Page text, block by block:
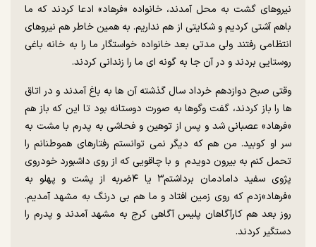
نیروهای گشت به محل آمدند، خانواده «فرهاد» ادعا کردند که ما
باهم آشتی کردیم و شکایتی از هم نداریم. به همین خاطر هم نیروهای
انتظامی رفتند ولی مدتی بعد خانواده خواستگار ما را به خانه باغی
روستایی بردند و در آن جا به گونه ای ما را زندانی کردند.
وقتی صبح دوازدهم خرداد سال گذشته آن ها به باغ آمدند و در اتاق
ها را باز کردند، گفت وگوها به صورت دوستانه بود تا این که باز هم
«فرهاد» عصبانی شد و پس از توهین و فحاشی به پدرم با مشت به
سر او کوبید. من هم که دیگر نمی توانستم رفتارهای هموطنانم را
تحمل کنم به بیرون دویدم و با چاقویی که از روی داشبورد خودروی
پژوی سفید دامادمان برداشتم۳ یا ۴ضربه از پشت و پهلو به
«فرهاد»زدم که روی زمین افتاد و ما هم بی درنگ به مشهد آمدیم.
روز بعد هم کارآگاهان پلیس آگاهی کرج به مشهد آمدند و پدرم را
دستگیر کردند.